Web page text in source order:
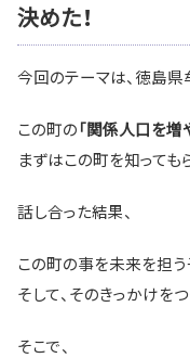
決めた！
今回のテーマは、徳島県
この町の 「関係人口を増
まずはこの町を知っても
話し合った結果、
この町の事を未来を担う
そして、そのきっかけを
そこで、